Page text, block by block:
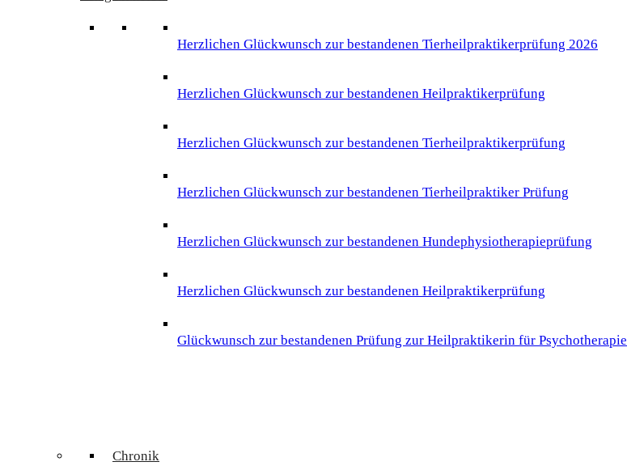
Herzlichen Glückwunsch zur bestandenen Tierheilpraktikerprüfung 2026
Herzlichen Glückwunsch zur bestandenen Heilpraktikerprüfung
Herzlichen Glückwunsch zur bestandenen Tierheilpraktikerprüfung
Herzlichen Glückwunsch zur bestandenen Tierheilpraktiker Prüfung
Herzlichen Glückwunsch zur bestandenen Hundephysiotherapieprüfung
Herzlichen Glückwunsch zur bestandenen Heilpraktikerprüfung
Glückwunsch zur bestandenen Prüfung zur Heilpraktikerin für Psychotherapie
Chronik